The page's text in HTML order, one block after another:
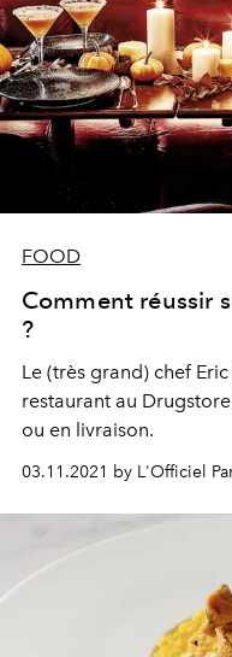
FOOD
Comment réussir
?
Le (très grand) chef
restaurant au
ou en livraison.
03.11.2021 by L'Officiel